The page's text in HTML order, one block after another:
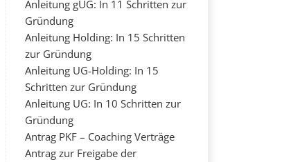
Anleitung gUG: In 11 Schritten zur
Gründung
Anleitung Holding: In 15 Schritten
zur Gründung
Anleitung UG-Holding: In 15
Schritten zur Gründung
Anleitung UG: In 10 Schritten zur
Gründung
Antrag PKF – Coaching Verträge
Antrag zur Freigabe der